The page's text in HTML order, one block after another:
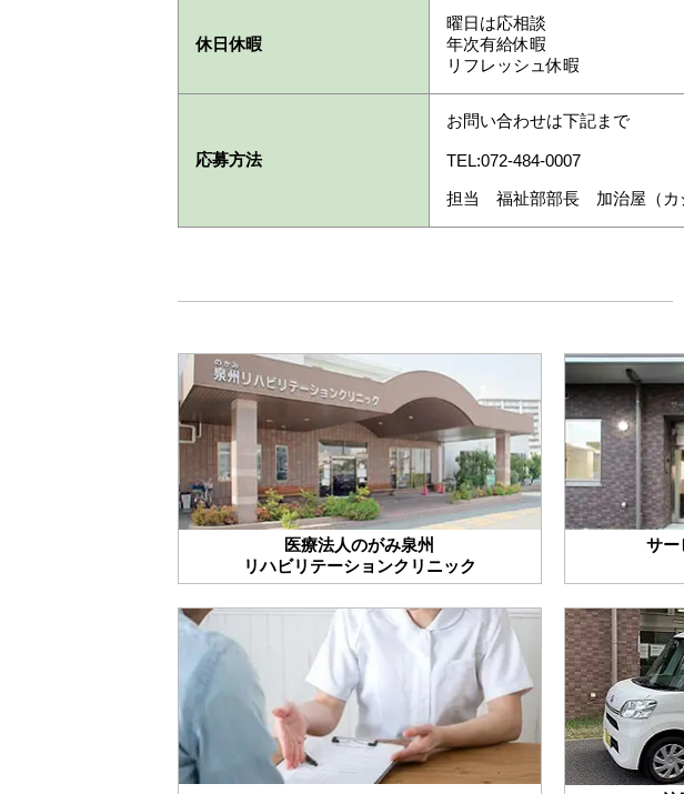
休日休暇
曜日は応相談
年次有給休暇
リフレッシュ休暇
応募方法
お問い合わせは下記まで
TEL:072-484-0007
担当 福祉部部長 加治屋（カ
医療法人のがみ泉州
リハビリテーションクリニック
サー